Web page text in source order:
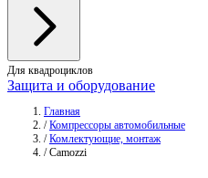
Для квадроциклов
Защита и оборудование
Главная
/ Компрессоры автомобильные
/ Комлектующие, монтаж
/ Camozzi